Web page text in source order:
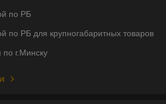
по РБ
по РБ для крупногабаритных товаров
по г.Минску